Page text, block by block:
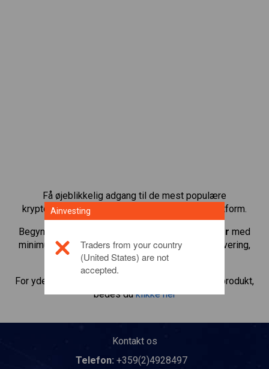
Få øjeblikkelig adgang til de mest populære
kryptovalutaer direkte på vores CFD-handelsplatform.
Begynd at handle CFD’er med
Internet Computer med
minimum vedligeholdelsesmargin, bedste eksekvering,
gearing op til 1:200.
For yderligere oplysninger om dette investeringsprodukt,
bedes duklikke her
Kontakt os
Telefon: +359(2)4928497
Ainvesting
Traders from your country
(United States) are not
accepted.